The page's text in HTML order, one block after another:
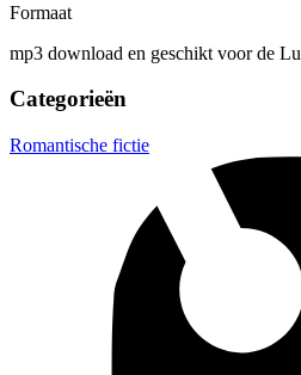
Formaat
mp3 download en geschikt voor de
Categorieën
Romantische fictie